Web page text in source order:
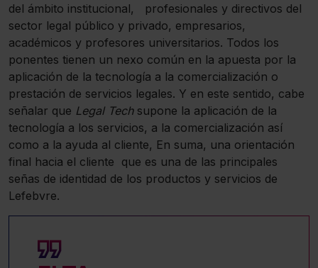
del ámbito institucional, profesionales y directivos del
sector legal público y privado, empresarios,
académicos y profesores universitarios. Todos los
ponentes tienen un nexo común en la apuesta por la
aplicación de la tecnología a la comercialización o
prestación de servicios legales. Y en este sentido, cabe
señalar que Legal Techsupone la aplicación de la
tecnología a los servicios, a la comercialización así
como a la ayuda al cliente, En suma, una orientación
final hacia el cliente que es una de las principales
señas de identidad de los productos y servicios de
Lefebvre.